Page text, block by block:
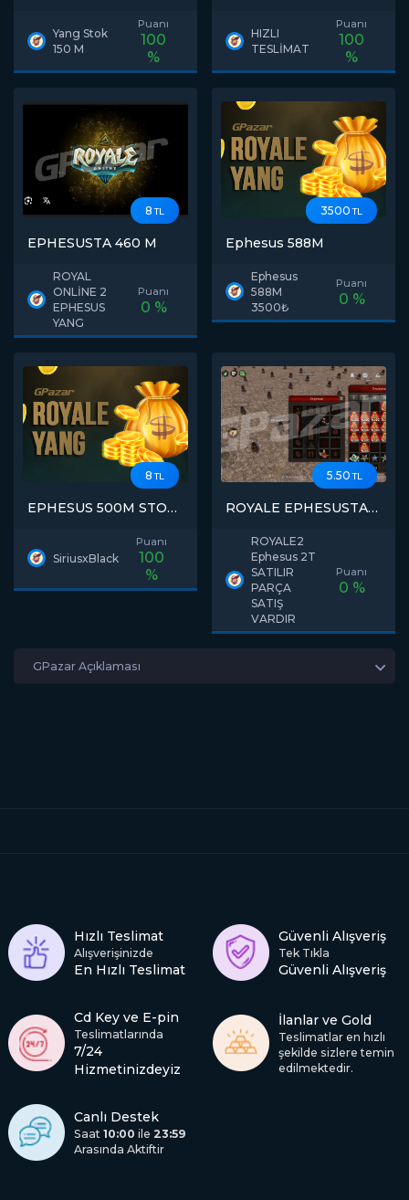
Yang Stok
150 M
Puanı
100
%
HIZLI
TESLİMAT
Puanı
100
%
8 TL
EPHESUSTA 460 M
ROYAL
ONLİNE 2
EPHESUS
YANG
Puanı
0 %
3500 TL
Ephesus 588M
Ephesus
588M
3500₺
Puanı
0 %
8 TL
EPHESUS 500M STOK
SiriusxBlack
Puanı
100
%
5.50 TL
ROYALE EPHESUSTA
SATIŞ VARDIR
ROYALE2
Ephesus 2T
SATILIR
PARÇA
SATIŞ
VARDIR
Puanı
0 %
GPazar Açıklaması
Hızlı Teslimat
Alışverişinizde
En Hızlı Teslimat
Güvenli Alışveriş
Tek Tıkla
Güvenli Alışveriş
Cd Key ve E-pin
Teslimatlarında
7/24
Hizmetinizdeyiz
İlanlar ve Gold
Teslimatlar en hızlı
şekilde sizlere temin
edilmektedir.
Canlı Destek
Saat 10:00 ile 23:59
Arasında Aktiftir